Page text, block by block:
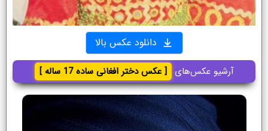
دانلود عکس بالا
آرشیو عکس‌های [ عکس دختر افغانی ساده 17 ساله ]